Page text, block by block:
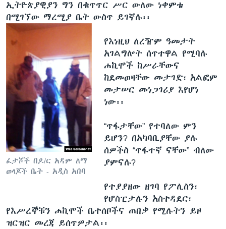
ኢትዮጵያዊያን ግን በቁጥጥር ሥር ውለው ነቀምቴ
በሚገኘው ማረሚያ ቤት ውስጥ ይገኛሉ፡፡
ፈታሾች በዶ/ር አዳም ለማ
ወላጆች ቤት - አዲስ አበባ
የእነዚህ ለረዥም ዓመታት
አገልግሎት ሰጥተዋል የሚባሉ
ሐኪሞች ከሥራቸውና
ከደመወዛቸው መታገድ፣ አልፎም
መታሠር መነጋገሪያ እየሆነ
ነው፡፡
“ጥፋታቸው” የተባለው ምን
ይሆን? በአካባቢያቸው ያሉ
ሰዎችስ “ጥፋተኛ ናቸው” ብለው
ያምናሉ?
የተያያዘው ዘገባ የፖሊስን፣
የሆስፒታሉን አስተዳደር፣
የእሥረኞቹን ሐኪሞች ቤተሰቦችና ጠበቃ የሚሉትን ይዞ
ዝርዝር መረጃ ይሰጥዎታል፡፡